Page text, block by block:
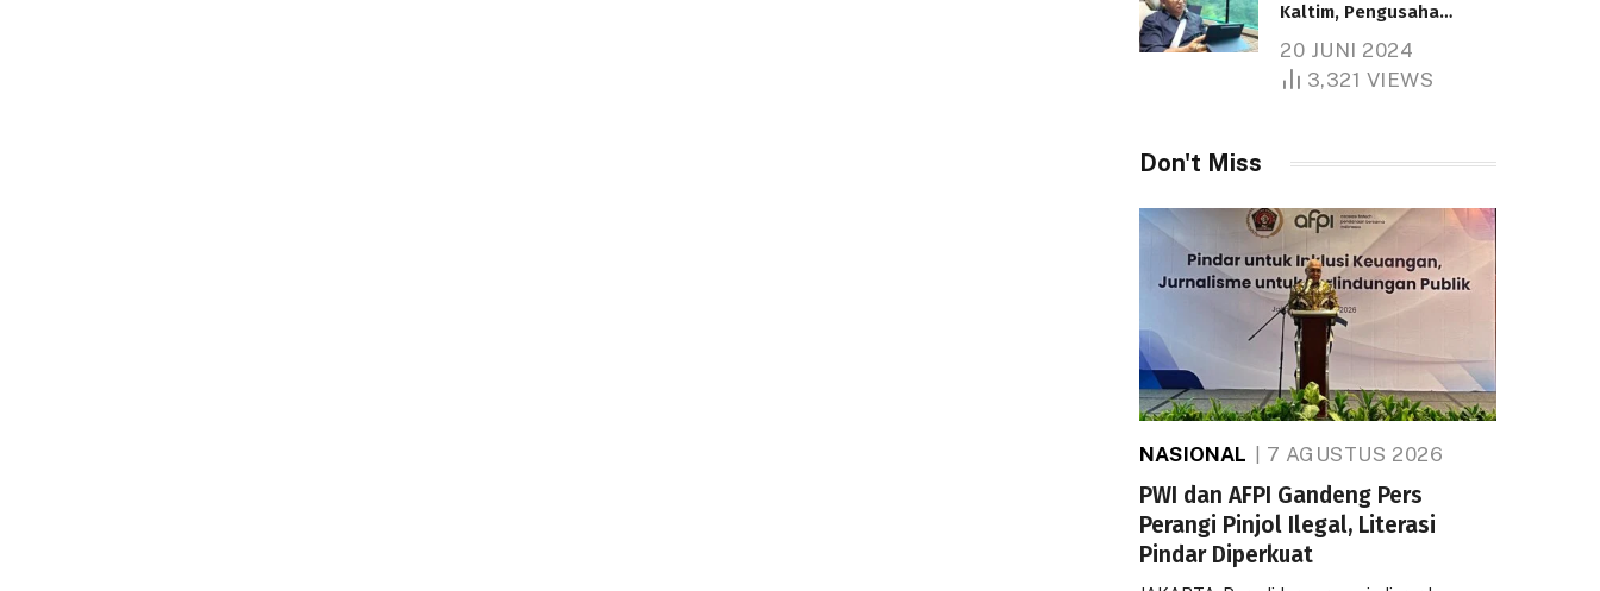
Kaltim, Pengusaha
1.000 Hektare
20 JUNI 2024
3,321 VIEWS
Don't Miss
NASIONAL 7 AGUSTUS 2026
PWI dan AFPI Gandeng Pers
Perangi Pinjol Ilegal, Literasi
Pindar Diperkuat